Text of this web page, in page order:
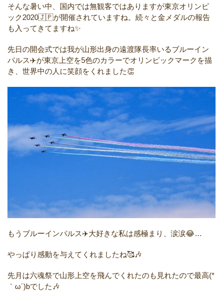
そんな暑い中、国内では無観客ではありますが東京オリンピ
ック2020🇯🇵が開催されていますね。続々と金メダルの報告
も入ってきてますね✨
先日の開会式では我が山形出身の遠渡隊長率いるブルーイン
パルス✈️が東京上空を5色のカラーでオリンピックマークを描
き、世界中の人に笑顔をくれました👏
もうブルーインパルス✈️大好きな私は感極まり、涙涙😂…
やっぱり感動を与えてくれましたね🥰🎶
先月は六魂祭で山形上空を飛んでくれたのも見れたので最高(*
｀ω´)bでした🎶